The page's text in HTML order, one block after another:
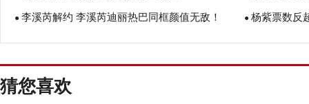
● 李溪芮解约 李溪芮迪丽热巴同框颜值无敌！ ● 杨紫票数反
猜您喜欢